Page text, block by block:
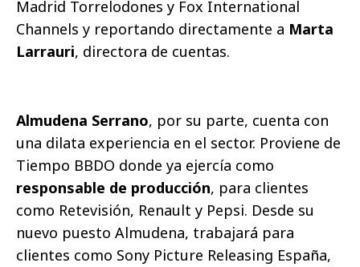
Madrid Torrelodones y Fox International
Channels y reportando directamente a Marta
Larrauri, directora de cuentas.
Almudena Serrano, por su parte, cuenta con
una dilata experiencia en el sector. Proviene de
Tiempo BBDO donde ya ejercía como
responsable de producción, para clientes
como Retevisión, Renault y Pepsi. Desde su
nuevo puesto Almudena, trabajará para
clientes como Sony Picture Releasing España,